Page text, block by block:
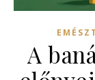
A